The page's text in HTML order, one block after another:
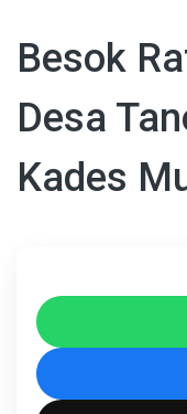
Besok
Desa
Kades